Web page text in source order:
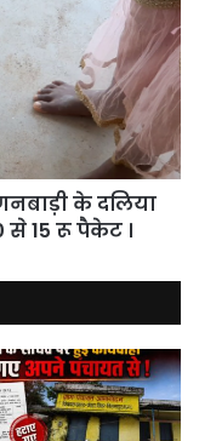
के दलिया
से 15 रू पैकेट ।